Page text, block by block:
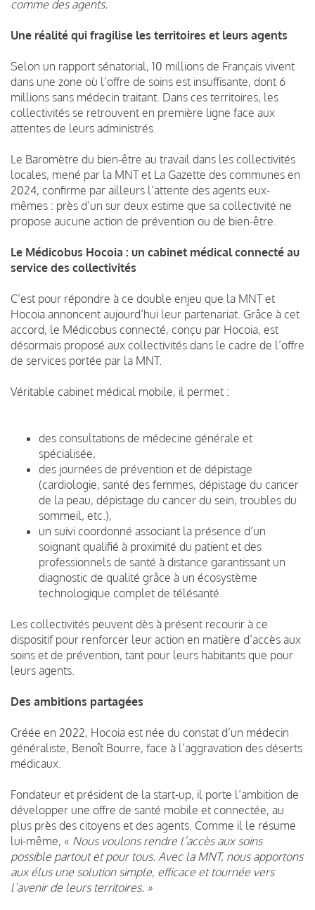
comme des agents.
Une réalité qui fragilise les territoires et leurs agents
Selon un rapport sénatorial, 10 millions de Français vivent
dans une zone où l’offre de soins est insuffisante, dont 6
millions sans médecin traitant. Dans ces territoires, les
collectivités se retrouvent en première ligne face aux
attentes de leurs administrés.
Le Baromètre du bien-être au travail dans les collectivités
locales, mené par la MNT et La Gazette des communes en
2024, confirme par ailleurs l’attente des agents eux-
mêmes : près d’un sur deux estime que sa collectivité ne
propose aucune action de prévention ou de bien-être.
Le Médicobus Hocoia : un cabinet médical connecté au
service des collectivités
C’est pour répondre à ce double enjeu que la MNT et
Hocoia annoncent aujourd’hui leur partenariat. Grâce à cet
accord, le Médicobus connecté, conçu par Hocoia, est
désormais proposé aux collectivités dans le cadre de l’offre
de services portée par la MNT.
Véritable cabinet médical mobile, il permet :
des consultations de médecine générale et
spécialisée,
des journées de prévention et de dépistage
(cardiologie, santé des femmes, dépistage du cancer
de la peau, dépistage du cancer du sein, troubles du
sommeil, etc.),
un suivi coordonné associant la présence d’un
soignant qualifié à proximité du patient et des
professionnels de santé à distance garantissant un
diagnostic de qualité grâce à un écosystème
technologique complet de télésanté.
Les collectivités peuvent dès à présent recourir à ce
dispositif pour renforcer leur action en matière d’accès aux
soins et de prévention, tant pour leurs habitants que pour
leurs agents.
Des ambitions partagées
Créée en 2022, Hocoia est née du constat d’un médecin
généraliste, Benoît Bourre, face à l’aggravation des déserts
médicaux.
Fondateur et président de la start-up, il porte l’ambition de
développer une offre de santé mobile et connectée, au
plus près des citoyens et des agents. Comme il le résume
lui-même, « Nous voulons rendre l’accès aux soins
possible partout et pour tous. Avec la MNT, nous apportons
aux élus une solution simple, efficace et tournée vers
l’avenir de leurs territoires. »